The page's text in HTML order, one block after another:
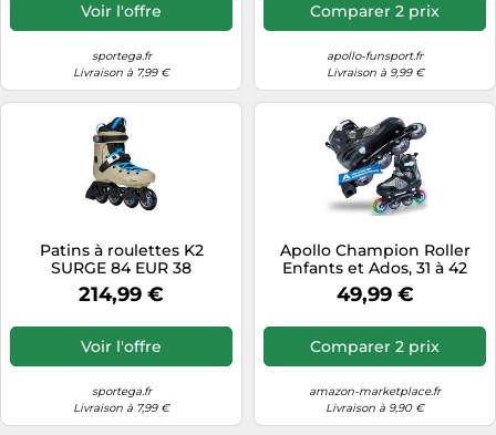
Voir l'offre
sportega.fr
Livraison à 7,99 €
Comparer 2 prix
apollo-funsport.fr
Livraison à 9,99 €
Patins à roulettes K2
SURGE 84 EUR 38
214,99 €
Voir l'offre
sportega.fr
Livraison à 7,99 €
Apollo Champion Roller
Enfants et Ados, 31 à 42
49,99 €
Comparer 2 prix
amazon-marketplace.fr
Livraison à 9,90 €